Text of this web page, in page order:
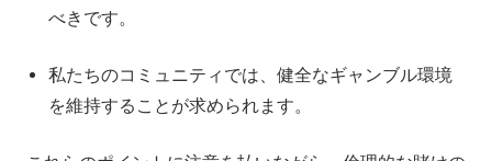
べきです。
私たちのコミュニティでは、健全なギャンブル環境
を維持することが求められます。